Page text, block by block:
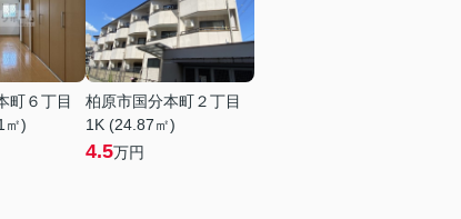
町６丁目
㎡)
柏原市国分本町２丁目
1K (24.87㎡)
4.5万円